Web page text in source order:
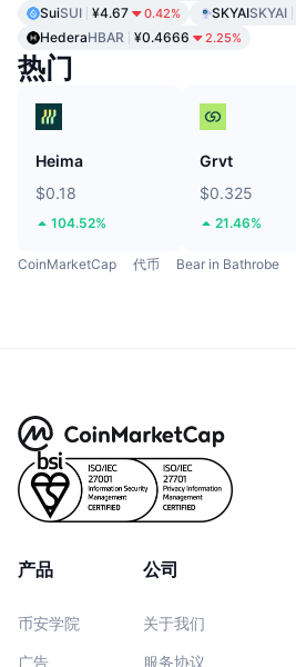
SuiSUI ¥4.67 0.42% SKYAISKYAI
HederaHBAR ¥0.4666 2.25%
热门
Heima
$0.18
104.52%
Grvt
$0.325
21.46%
CoinMarketCap 代币 Bear in Bathrobe
产品
币安学院
广告
公司
关于我们
服务协议